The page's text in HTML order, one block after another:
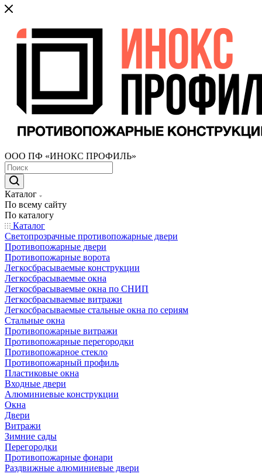
ООО ПФ «ИНОКС ПРОФИЛЬ»
Каталог
По всему сайту
По каталогу
Каталог
Светопрозрачные противопожарные двери
Противопожарные двери
Противопожарные ворота
Легкосбрасываемые конструкции
Легкосбрасываемые окна
Легкосбрасываемые окна по СНИП
Легкосбрасываемые витражи
Легкосбрасываемые стальные окна по сериям
Стальные окна
Противопожарные витражи
Противопожарные перегородки
Противопожарное стекло
Противопожарный профиль
Пластиковые окна
Входные двери
Алюминиевые конструкции
Окна
Двери
Витражи
Зимние сады
Перегородки
Противопожарные фонари
Раздвижные алюминиевые двери